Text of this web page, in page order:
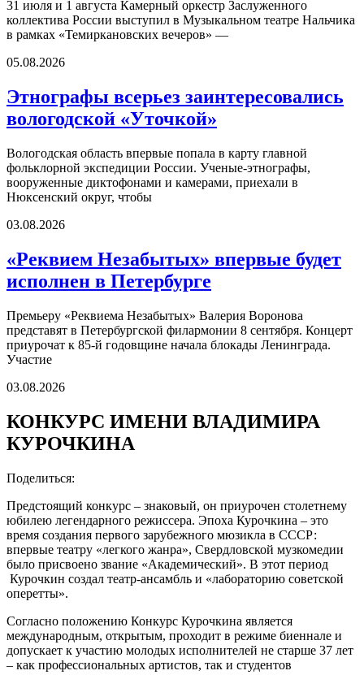
31 июля и 1 августа Камерный оркестр Заслуженного
коллектива России выступил в Музыкальном театре Нальчика
в рамках «Темиркановских вечеров» —
05.08.2026
Этнографы всерьез заинтересовались
вологодской «Уточкой»
Вологодская область впервые попала в карту главной
фольклорной экспедиции России. Ученые-этнографы,
вооруженные диктофонами и камерами, приехали в
Нюксенский округ, чтобы
03.08.2026
«Реквием Незабытых» впервые будет
исполнен в Петербурге
Премьеру «Реквиема Незабытых» Валерия Воронова
представят в Петербургской филармонии 8 сентября. Концерт
приурочат к 85-й годовщине начала блокады Ленинграда.
Участие
03.08.2026
КОНКУРС ИМЕНИ ВЛАДИМИРА
КУРОЧКИНА
Поделиться:
Предстоящий конкурс – знаковый, он приурочен столетнему
юбилею легендарного режиссера. Эпоха Курочкина – это
время создания первого зарубежного мюзикла в СССР:
впервые театру «легкого жанра», Свердловской музкомедии
было присвоено звание «Академический». В этот период
Курочкин создал театр-ансамбль и «лабораторию советской
оперетты».
Согласно положению Конкурс Курочкина является
международным, открытым, проходит в режиме биеннале и
допускает к участию молодых исполнителей не старше 37 лет
– как профессиональных артистов, так и студентов